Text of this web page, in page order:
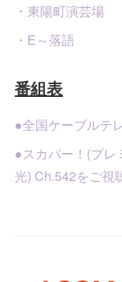
・東陽町演芸場
・E～落語
番組表
●全国ケーブルテ
●スカパー！(プレ
光) Ch.542をご視